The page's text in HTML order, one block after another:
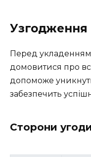
Узгодження
Перед
домовитися про
допоможе
забезпечить
Сторони